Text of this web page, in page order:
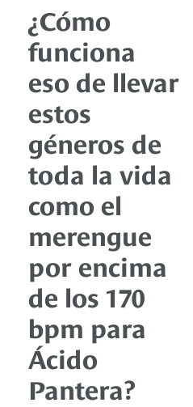
¿Cómo
funciona
eso de llevar
estos
géneros de
toda la vida
como el
merengue
por encima
de los 170
bpm para
Ácido
Pantera?